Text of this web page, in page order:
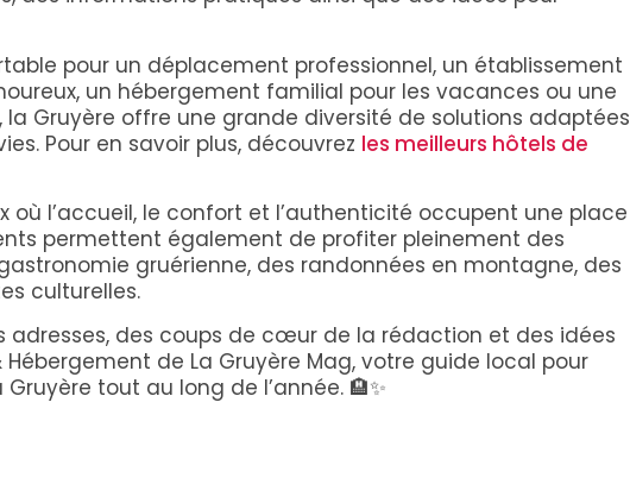
pour un déplacement professionnel, un établissement
un hébergement familial pour les vacances ou une
Gruyère offre une grande diversité de solutions adaptées
Pour en savoir plus, découvrez les meilleurs hôtels de
l’accueil, le confort et l’authenticité occupent une place
permettent également de profiter pleinement des
gruérienne, des randonnées en montagne, des
culturelles.
adresses, des coups de cœur de la rédaction et des idées
de La Gruyère Mag, votre guide local pour
tout au long de l’année. 🏨✨